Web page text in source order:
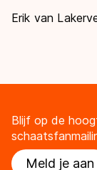
Erik van
Blijf op de
Meld je aan